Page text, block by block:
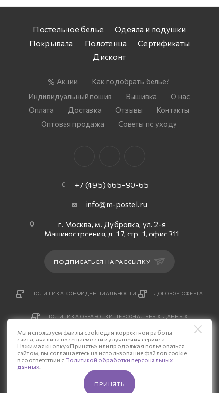
Постельное белье
Одеяла и подушки
Покрывала
Полотенца
Сертификаты
Дисконт
Акции
Как подобрать белье?
Индивидуальный пошив
Вышивка
О нас
Оплата
Доставка Отзывы
Контакты
Оптовая продажа
Советы по уходу
+7 (495) 665-90-65
info@m-postel.ru
г. Москва, м. Дубровка, ул. 2-я
Машиностроения, д. 17, стр. 1, офис 311
ПОДПИСАТЬСЯ НА РАССЫЛКУ
ПОЛИТИКА КОНФИДЕНЦИАЛЬНОСТИ ДОГОВОР-ОФЕРТА
ПОЛИТИКА ОБРАБОТКИ ПЕРСОНАЛЬНЫХ ДАННЫХ
© 2026 Интернет-магазин «М-Постель».
Разработка сайта — «Четвертый Рим»
Мы используем файлы cookie для корректной работы
сайта, анализа посещаемости и улучшения сервиса.
Нажимая кнопку «Принять» или продолжая пользоваться
сайтом, вы соглашаетесь на использование файлов cookie
в соответствии с Политикой обработки персональных
данных.
ПРИНЯТЬ